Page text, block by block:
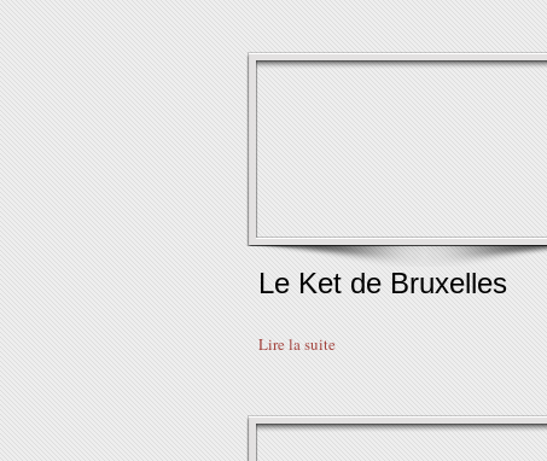
Le Ket de Bruxelles
Lire la suite